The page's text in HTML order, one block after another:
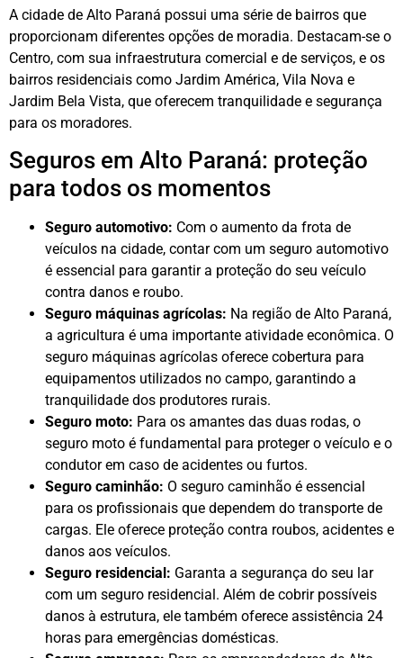
A cidade de Alto Paraná possui uma série de bairros que
proporcionam diferentes opções de moradia. Destacam-se o
Centro, com sua infraestrutura comercial e de serviços, e os
bairros residenciais como Jardim América, Vila Nova e
Jardim Bela Vista, que oferecem tranquilidade e segurança
para os moradores.
Seguros em Alto Paraná: proteção
para todos os momentos
Seguro automotivo: Com o aumento da frota de
veículos na cidade, contar com um seguro automotivo
é essencial para garantir a proteção do seu veículo
contra danos e roubo.
Seguro máquinas agrícolas: Na região de Alto Paraná,
a agricultura é uma importante atividade econômica. O
seguro máquinas agrícolas oferece cobertura para
equipamentos utilizados no campo, garantindo a
tranquilidade dos produtores rurais.
Seguro moto: Para os amantes das duas rodas, o
seguro moto é fundamental para proteger o veículo e o
condutor em caso de acidentes ou furtos.
Seguro caminhão: O seguro caminhão é essencial
para os profissionais que dependem do transporte de
cargas. Ele oferece proteção contra roubos, acidentes e
danos aos veículos.
Seguro residencial: Garanta a segurança do seu lar
com um seguro residencial. Além de cobrir possíveis
danos à estrutura, ele também oferece assistência 24
horas para emergências domésticas.